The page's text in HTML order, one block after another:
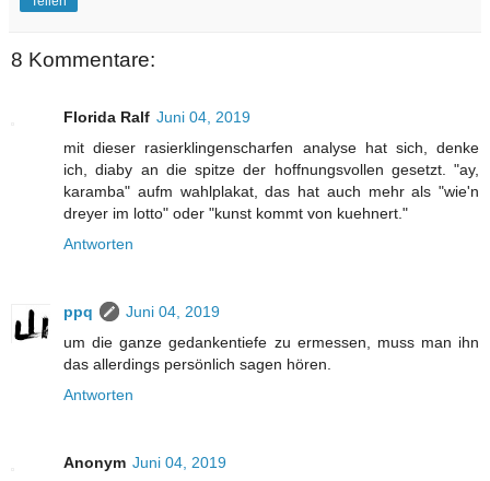
8 Kommentare:
Florida Ralf Juni 04, 2019
mit dieser rasierklingenscharfen analyse hat sich, denke
ich, diaby an die spitze der hoffnungsvollen gesetzt. "ay,
karamba" aufm wahlplakat, das hat auch mehr als "wie'n
dreyer im lotto" oder "kunst kommt von kuehnert."
Antworten
ppq
Juni 04, 2019
um die ganze gedankentiefe zu ermessen, muss man ihn
das allerdings persönlich sagen hören.
Antworten
Anonym Juni 04, 2019